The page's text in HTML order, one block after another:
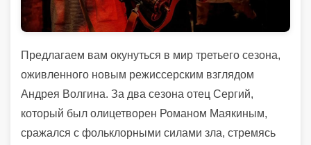
Предлагаем вам окунуться в мир третьего сезона,
оживленного новым режиссерским взглядом
Андрея Волгина. За два сезона отец Сергий,
который был олицетворен Романом Маякиным,
сражался с фольклорными силами зла, стремясь